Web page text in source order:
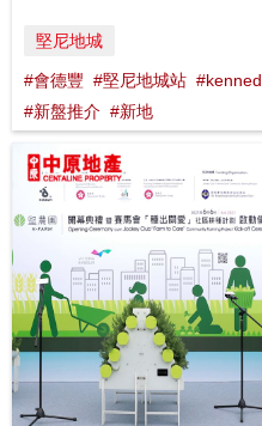
堅尼地城
#會德豐 #堅尼地城站
#新盤推介 #新地